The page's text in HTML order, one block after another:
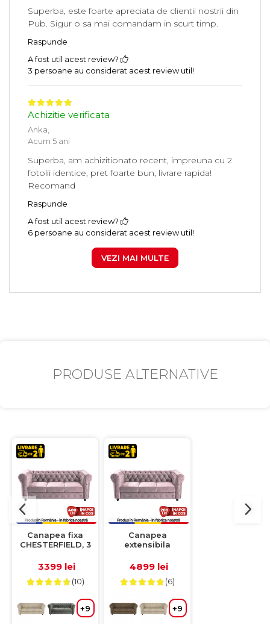
Superba, este foarte apreciata de clientii nostrii din
Pub. Sigur o sa mai comandam in scurt timp.
Raspunde
A fost util acest review?
3 persoane au considerat acest review util!
Achizitie verificata
Anka,
Acum 5 ani
Superba, am achizitionato recent, impreuna cu 2
fotolii identice, pret foarte bun, livrare rapida!
Recomand
Raspunde
A fost util acest review?
6 persoane au considerat acest review util!
VEZI MAI MULTE
PRODUSE ALTERNATIVE
Canapea fixa
CHESTERFIELD, 3
roz, 205x90x80 cm
3399 lei
(10)
+9
Canapea
extensibila
locuri, cu arcuri,
205x90x80 cm
4899 lei
(6)
+9